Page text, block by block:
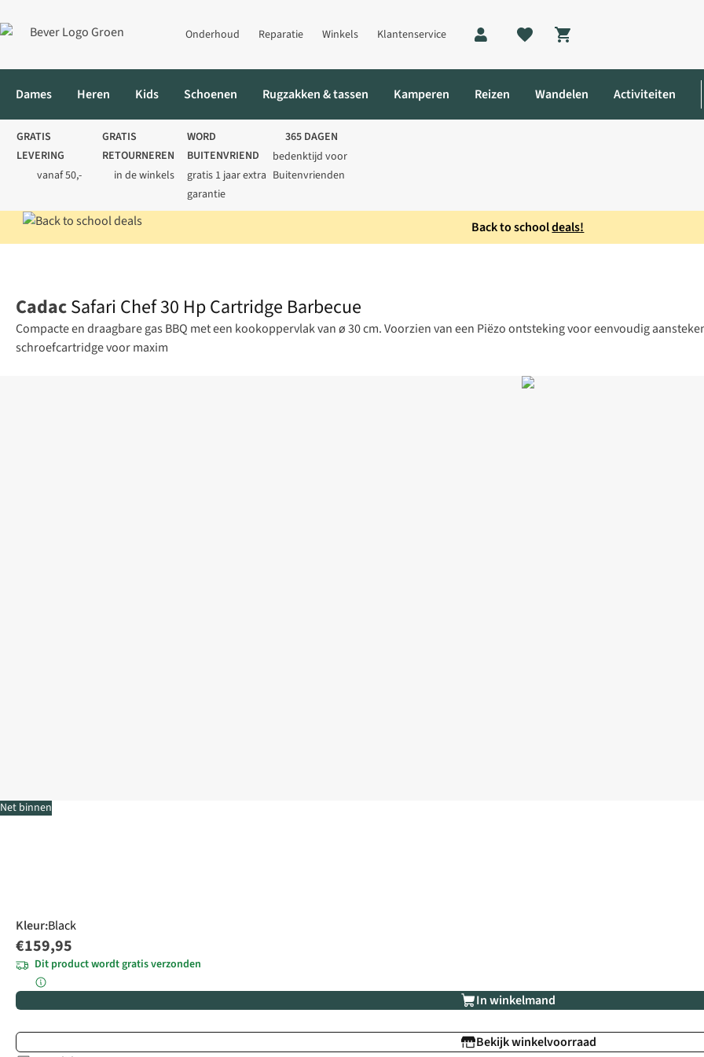
Onderhoud Reparatie Winkels Klantenservice
Shopping cart
Dames Heren Kids Schoenen Rugzakken & tassen Kamperen Reizen Wandelen Activiteiten
GRATIS
LEVERING
vanaf 50,-
GRATIS
RETOURNEREN
in de winkels
WORD
BUITENVRIEND
gratis 1 jaar extra
garantie
365 DAGEN
bedenktijd voor
Buitenvrienden
Back to schooldeals!
Net binnen
CadacSafari Chef 30 Hp Cartridge Barbecue
Compacte en draagbare gas BBQ met een kookoppervlak van ø 30 cm. Voorzien van een Piëzo ontsteking voor eenvoudig
schroefcartridge voor maxim
Kleur:Black
€159,95
Dit product wordt gratis verzonden
In winkelmand
Bekijk winkelvoorraad